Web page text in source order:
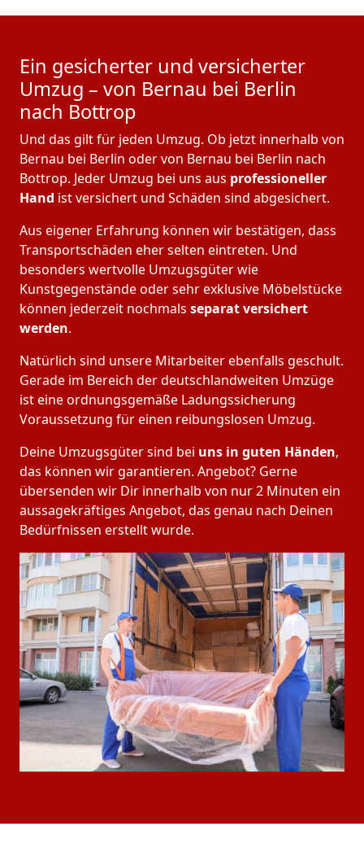
Ein gesicherter und versicherter
Umzug – von Bernau bei Berlin
nach Bottrop
Und das gilt für jeden Umzug. Ob jetzt innerhalb von
Bernau bei Berlin oder von Bernau bei Berlin nach
Bottrop. Jeder Umzug bei uns aus professioneller
Hand ist versichert und Schäden sind abgesichert.
Aus eigener Erfahrung können wir bestätigen, dass
Transportschäden eher selten eintreten. Und
besonders wertvolle Umzugsgüter wie
Kunstgegenstände oder sehr exklusive Möbelstücke
können jederzeit nochmals separat versichert
werden.
Natürlich sind unsere Mitarbeiter ebenfalls geschult.
Gerade im Bereich der deutschlandweiten Umzüge
ist eine ordnungsgemäße Ladungssicherung
Voraussetzung für einen reibungslosen Umzug.
Deine Umzugsgüter sind bei uns in guten Händen,
das können wir garantieren. Angebot? Gerne
übersenden wir Dir innerhalb von nur 2 Minuten ein
aussagekräftiges Angebot, das genau nach Deinen
Bedürfnissen erstellt wurde.